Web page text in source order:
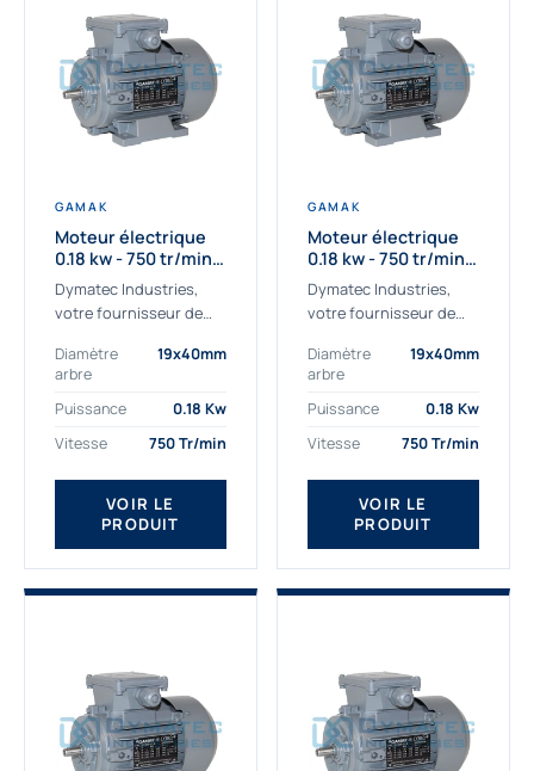
GAMAK
Moteur électrique
0.18 kw - 750 tr/min -
230/400V - IE2
Dymatec Industries,
votre fournisseur de
kw. Dymatec Industries
vous propose le moteur
électrique 0.18 kw, un
qualité Gamak...
Diamètre
arbre
19x40mm
Puissance
0.18 Kw
Vitesse
750 Tr/min
VOIR LE
PRODUIT
GAMAK
Moteur électrique
0.18 kw - 750 tr/min -
230/400V - IE3
Dymatec Industries,
votre fournisseur de
kw. Dymatec Industries
vous propose le moteur
électrique 0.18 kw, un
moteur de qualité...
Diamètre
arbre
19x40mm
Puissance
0.18 Kw
Vitesse
750 Tr/min
VOIR LE
PRODUIT